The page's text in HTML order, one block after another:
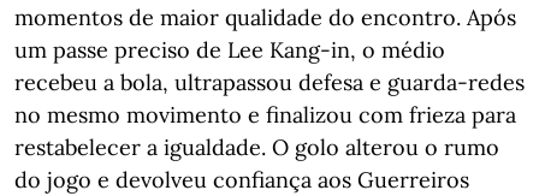
momentos de maior qualidade do encontro. Após
um passe preciso de Lee Kang-in, o médio
recebeu a bola, ultrapassou defesa e guarda-redes
no mesmo movimento e finalizou com frieza para
restabelecer a igualdade. O golo alterou o rumo
do jogo e devolveu confiança aos Guerreiros